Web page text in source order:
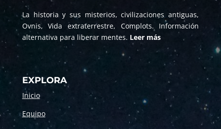
La historia y sus misterios, civilizaciones antiguas,
Ovnis, Vida extraterrestre, Complots. Información
alternativa para liberar mentes. Leer más
EXPLORA
Inicio
Equipo